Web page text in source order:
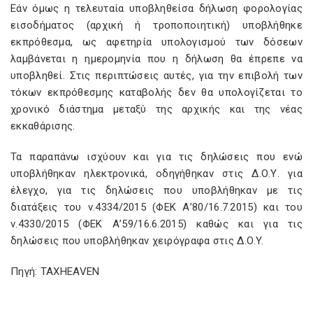
Εάν όμως η τελευταία υποβληθείσα δήλωση φορολογίας
εισοδήματος (αρχική ή τροποποιητική) υποβλήθηκε
εκπρόθεσμα, ως αφετηρία υπολογισμού των δόσεων
λαμβάνεται η ημερομηνία που η δήλωση θα έπρεπε να
υποβληθεί. Στις περιπτώσεις αυτές, για την επιβολή των
τόκων εκπρόθεσμης καταβολής δεν θα υπολογίζεται το
χρονικό διάστημα μεταξύ της αρχικής και της νέας
εκκαθάρισης.
Τα παραπάνω ισχύουν και για τις δηλώσεις που ενώ
υποβλήθηκαν ηλεκτρονικά, οδηγήθηκαν στις Δ.Ο.Υ. για
έλεγχο, για τις δηλώσεις που υποβλήθηκαν με τις
διατάξεις του ν.4334/2015 (ΦΕΚ Α’80/16.7.2015) και του
ν.4330/2015 (ΦΕΚ Α’59/16.6.2015) καθώς και για τις
δηλώσεις που υποβλήθηκαν χειρόγραφα στις Δ.Ο.Y.
Πηγή: TAXHEAVEN